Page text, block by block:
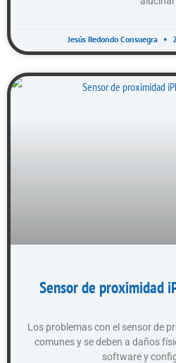
Jesús Redondo Consuegra
Sensor de proximidad
Los problemas con el sensor de
comunes y se deben a daños
software y